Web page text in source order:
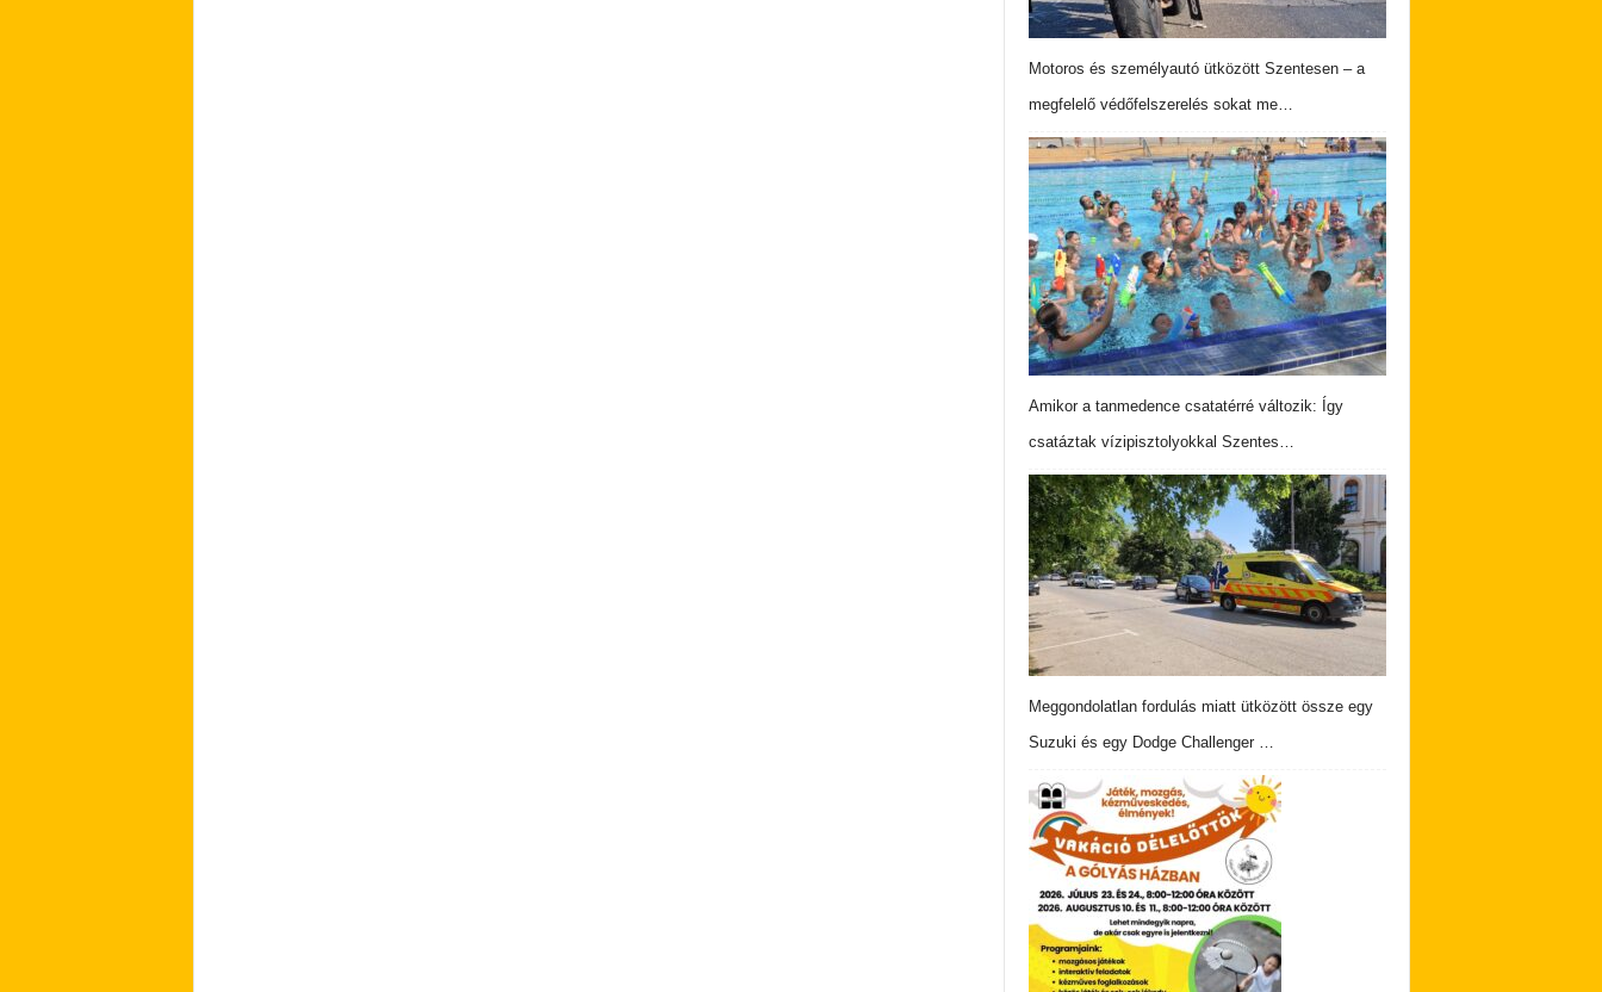
Motoros és személyautó ütközött Szentesen – a
megfelelő védőfelszerelés sokat me…
Amikor a tanmedence csatatérré változik: Így
csatáztak vízipisztolyokkal Szentes…
Meggondolatlan fordulás miatt ütközött össze egy
Suzuki és egy Dodge Challenger …